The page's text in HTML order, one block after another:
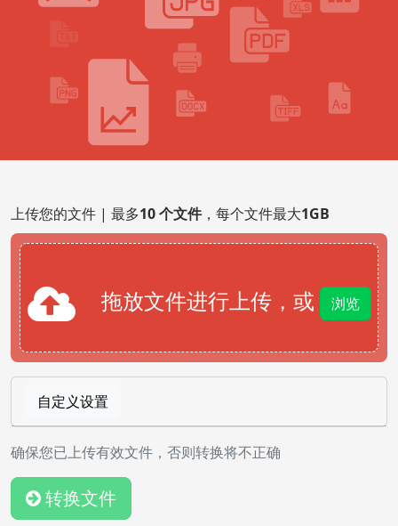
上传您的文件 | 最多10 个文件，每个文件最大1GB
拖放文件进行上传，或 浏览
自定义设置
确保您已上传有效文件，否则转换将不正确
转换文件